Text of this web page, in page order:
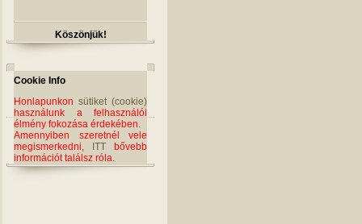
Köszönjük!
Cookie Info
Honlapunkon sütiket (cookie)
használunk a felhasználói
élmény fokozása érdekében.
Amennyiben szeretnél vele
megismerkedni,
ITT bővebb
információt találsz róla.